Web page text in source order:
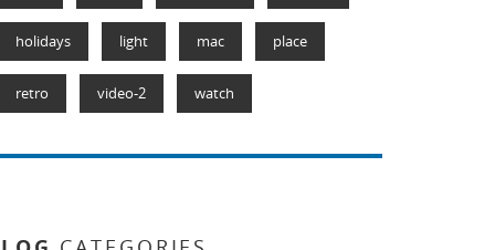
holidays light mac place
retro video-2 watch